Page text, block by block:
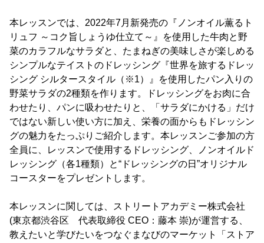
本レッスンでは、2022年7月新発売の『ノンオイル薫るト
リュフ ～コク旨しょうゆ仕立て～』を使用した牛肉と野
菜のカラフルなサラダと、たまねぎの美味しさが楽しめる
シンプルなテイストのドレッシング『世界を旅するドレッ
シング シルタースタイル（※1）』を使用したパン入りの
野菜サラダの2種類を作ります。ドレッシングをお肉に合
わせたり、パンに吸わせたりと、「サラダにかける」だけ
ではない新しい使い方に加え、栄養の面からもドレッシン
グの魅力をたっぷりご紹介します。本レッスンご参加の方
全員に、レッスンで使用するドレッシング、ノンオイルド
レッシング（各1種類）と“ドレッシングの日”オリジナル
コースターをプレゼントします。
本レッスンに関しては、ストリートアカデミー株式会社
(東京都渋谷区 代表取締役 CEO：藤本 崇)が運営する、
教えたいと学びたいをつなぐまなびのマーケット「ストア